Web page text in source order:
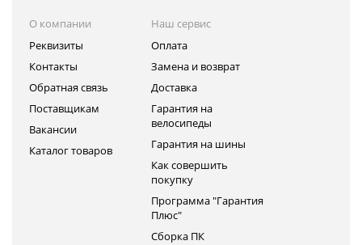
О компании
Реквизиты
Контакты
Обратная связь
Поставщикам
Вакансии
Каталог товаров
Наш сервис
Оплата
Замена и возврат
Доставка
Гарантия на
велосипеды
Гарантия на шины
Как совершить
покупку
Программа "Гарантия
Плюс"
Сборка ПК